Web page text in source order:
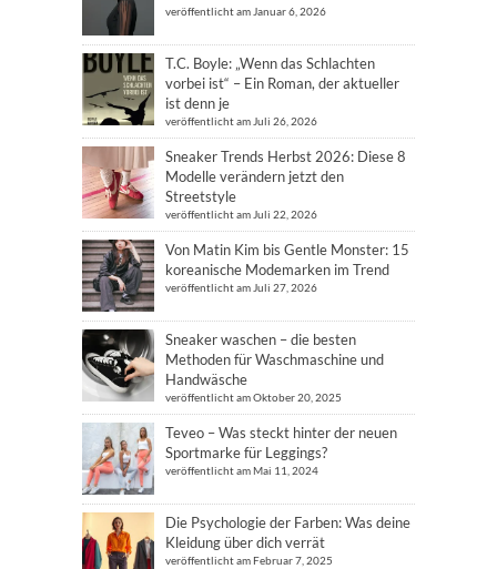
veröffentlicht am Januar 6, 2026
T.C. Boyle: „Wenn das Schlachten
vorbei ist“ – Ein Roman, der aktueller
ist denn je
veröffentlicht am Juli 26, 2026
Sneaker Trends Herbst 2026: Diese 8
Modelle verändern jetzt den
Streetstyle
veröffentlicht am Juli 22, 2026
Von Matin Kim bis Gentle Monster: 15
koreanische Modemarken im Trend
veröffentlicht am Juli 27, 2026
Sneaker waschen – die besten
Methoden für Waschmaschine und
Handwäsche
veröffentlicht am Oktober 20, 2025
Teveo – Was steckt hinter der neuen
Sportmarke für Leggings?
veröffentlicht am Mai 11, 2024
Die Psychologie der Farben: Was deine
Kleidung über dich verrät
veröffentlicht am Februar 7, 2025